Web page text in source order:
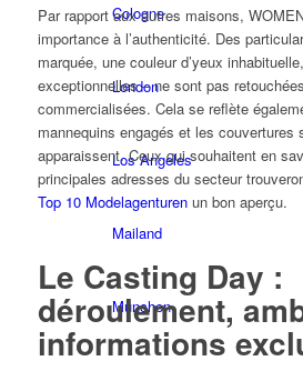
Cologne
London
Los Angeles
Mailand
München
Par rapport aux autres maisons,
importance à l’authenticité. Des
marquée, une couleur d’yeux
exceptionnelles – ne sont pas
commercialisées. Cela se reflète
mannequins engagés et les couvertures
apparaissent. Ceux qui souhaitent en
principales adresses du secteur
Top 10 Modelagenturenun bon aperçu.
Le Casting Day :
déroulement,
informations